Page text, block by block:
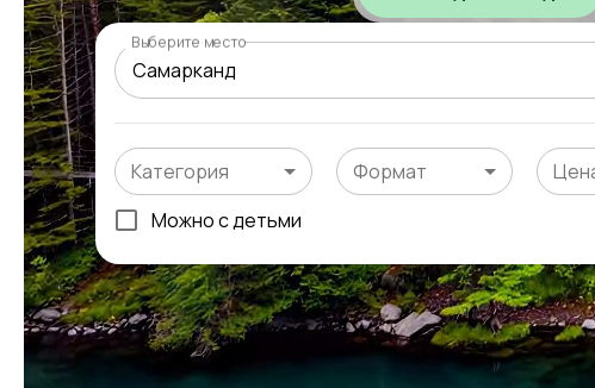
Выберите место
Категория Формат
Можно с детьми